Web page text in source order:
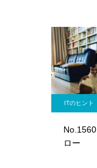
ITのヒント
ロー